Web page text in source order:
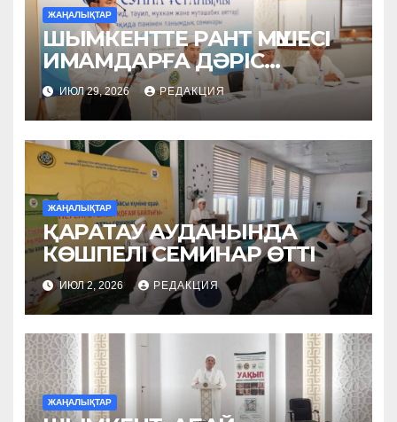
ЖАҢАЛЫҚТАР
ШЫМКЕНТТЕ РАНТ МҮШЕСІ
ИМАМДАРҒА ДӘРІС
ОҚЫДЫ
ИЮЛ 29, 2026 РЕДАКЦИЯ
ЖАҢАЛЫҚТАР
ҚАРАТАУ АУДАНЫНДА
КӨШПЕЛІ СЕМИНАР ӨТТІ
ИЮЛ 2, 2026 РЕДАКЦИЯ
ЖАҢАЛЫҚТАР